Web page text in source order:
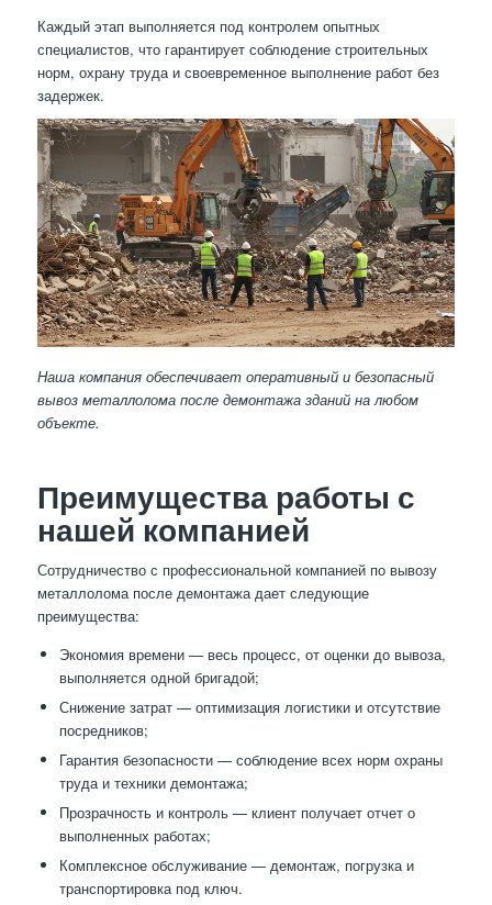
Каждый этап выполняется под контролем опытных
специалистов, что гарантирует соблюдение строительных
норм, охрану труда и своевременное выполнение работ без
задержек.
Наша компания обеспечивает оперативный и безопасный
вывоз металлолома после демонтажа зданий на любом
объекте.
Преимущества работы с
нашей компанией
Сотрудничество с профессиональной компанией по вывозу
металлолома после демонтажа дает следующие
преимущества:
Экономия времени — весь процесс, от оценки до вывоза,
выполняется одной бригадой;
Снижение затрат — оптимизация логистики и отсутствие
посредников;
Гарантия безопасности — соблюдение всех норм охраны
труда и техники демонтажа;
Прозрачность и контроль — клиент получает отчет о
выполненных работах;
Комплексное обслуживание — демонтаж, погрузка и
транспортировка под ключ.